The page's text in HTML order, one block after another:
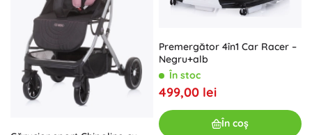
Premergător 4în1 Car Racer –
Negru+alb
În stoc
499,00 lei
În coș